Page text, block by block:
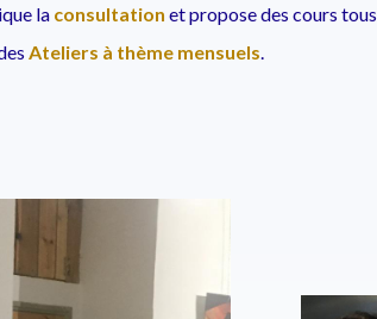
la consultation et propose des cours
Ateliers à thème mensuels.